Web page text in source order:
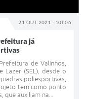
21 OUT 2021 - 10h06
já
de Valinhos,
Lazer (SEL), desde o
poliesportivas,
tem como ponto
auxiliam na...